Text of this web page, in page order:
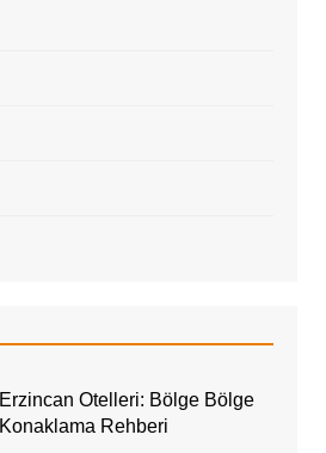
Erzincan Otelleri: Bölge Bölge
Konaklama Rehberi